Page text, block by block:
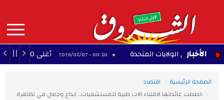
contenu
principal
MAIN
NAVIGATION الأخبار
الولايات المتحدة 00:10 - 2026/08/07 أغلى 10 لاعبين أفارقة عبر التاريخ
الصفحة الرئيسية
اقتصاد
خصصت عائداتها لاقتناء آلات طبية للمستشفيات.. ابداع وجمال في تظاهرة